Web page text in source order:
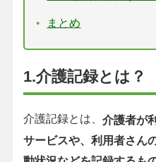
まとめ
1.介護記録とは？
介護記録とは、 介護者が
サービスや、利用者さん